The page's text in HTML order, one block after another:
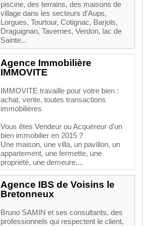
piscine, des terrains, des maisons de
village dans les secteurs d'Aups,
Lorgues, Tourtour, Cotignac, Barjols,
Draguignan, Tavernes, Verdon, lac de
Sainte...
Agence Immobilière
IMMOVITE
IMMOVITE travaille pour votre bien :
achat, vente, toutes transactions
immobilières
Vous êtes Vendeur ou Acquéreur d'un
bien immobilier en 2015 ?
Une maison, une villa, un pavillon, un
appartement, une fermette, une
propriété, une demeure,...
Agence IBS de Voisins le
Bretonneux
Bruno SAMIN et ses consultants, des
professionnels qui respectent le client,